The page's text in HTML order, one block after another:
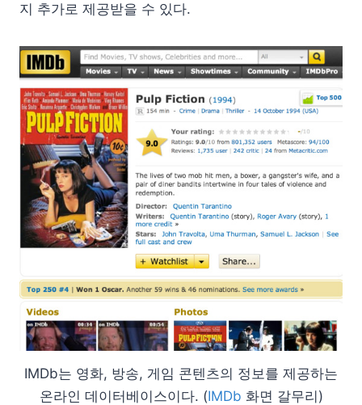
지 추가로 제공받을 수 있다.
IMDb는 영화, 방송, 게임 콘텐츠의 정보를 제공하는
온라인 데이터베이스이다. (IMDb 화면 갈무리)